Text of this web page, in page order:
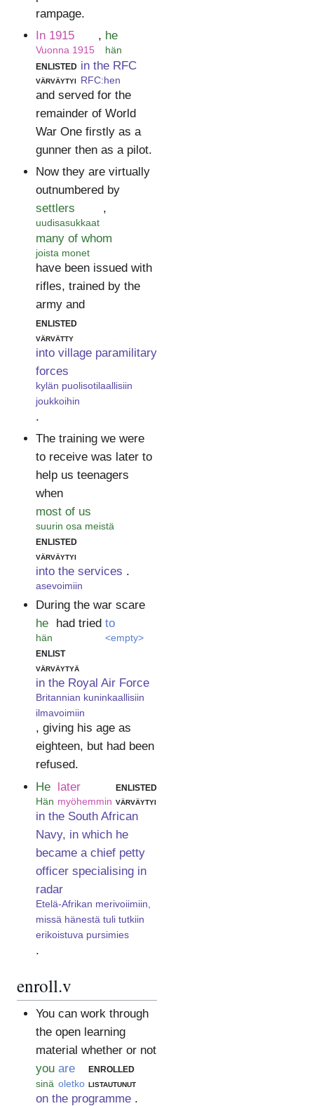
rampage.
In 1915
Vuonna 1915
, he
hän
enlisted
värväytyi
in the RFC
RFC:hen
and served for the
remainder of World
War One firstly as a
gunner then as a pilot.
Now they are virtually
outnumbered by
settlers
uudisasukkaat
,
many of whom
joista monet
have been issued with
rifles, trained by the
army and
enlisted
värvätty
into village paramilitary
forces
kylän puolisotilaallisiin
joukkoihin
.
The training we were
to receive was later to
help us teenagers
when
most of us
suurin osa meistä
enlisted
värväytyi
into the services
asevoimiin
.
During the war scare
he
hän
had tried to
<empty>
enlist
värväytyä
in the Royal Air Force
Britannian kuninkaallisiin
ilmavoimiin
, giving his age as
eighteen, but had been
refused.
He
Hän
later
myöhemmin
enlisted
värväytyi
in the South African
Navy, in which he
became a chief petty
officer specialising in
radar
Etelä-Afrikan merivoiimiin,
missä hänestä tuli tutkiin
erikoistuva pursimies
.
enroll.v
You can work through
the open learning
material whether or not
you
sinä
are
oletko
enrolled
listautunut
on the programme .